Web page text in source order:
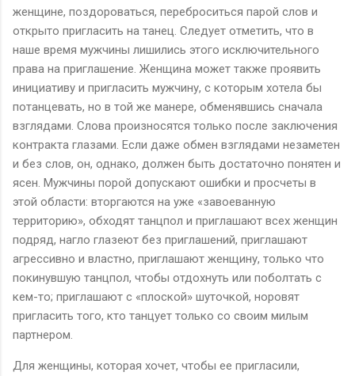
женщине, поздороваться, переброситься парой слов и
открыто пригласить на танец. Следует отметить, что в
наше время мужчины лишились этого исключительного
права на приглашение. Женщина может также проявить
инициативу и пригласить мужчину, с которым хотела бы
потанцевать, но в той же манере, обменявшись сначала
взглядами. Слова произносятся только после заключения
контракта глазами. Если даже обмен взглядами незаметен
и без слов, он, однако, должен быть достаточно понятен и
ясен. Мужчины порой допускают ошибки и просчеты в
этой области: вторгаются на уже «завоеванную
территорию», обходят танцпол и приглашают всех женщин
подряд, нагло глазеют без приглашений, приглашают
агрессивно и властно, приглашают женщину, только что
покинувшую танцпол, чтобы отдохнуть или поболтать с
кем-то; приглашают с «плоской» шуточкой, норовят
пригласить того, кто танцует только со своим милым
партнером.
Для женщины, которая хочет, чтобы ее пригласили,